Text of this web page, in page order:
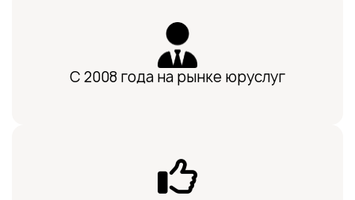
С 2008 года на рынке юруслуг